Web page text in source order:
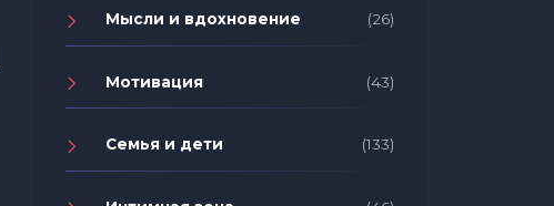
Мысли и вдохновение (26)
Мотивация (43)
Семья и дети (133)